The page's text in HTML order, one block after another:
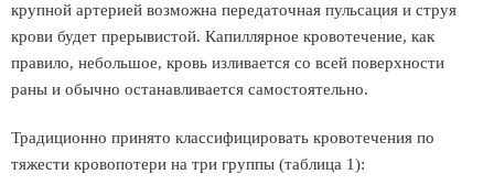
крупной артерией возможна передаточная пульсация и струя
крови будет прерывистой. Капиллярное кровотечение, как
правило, небольшое, кровь изливается со всей поверхности
раны и обычно останавливается самостоятельно.
Традиционно принято классифицировать кровотечения по
тяжести кровопотери на три группы (таблица 1):